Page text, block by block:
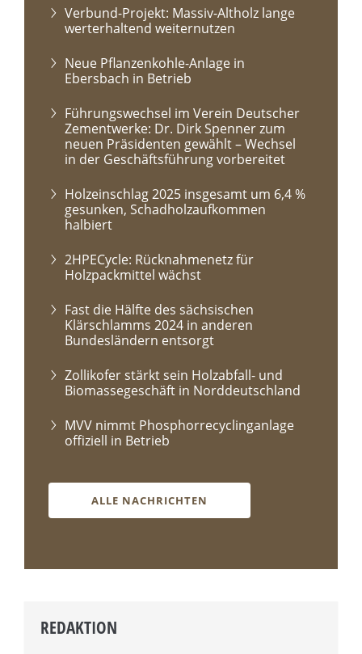
Verbund-Projekt: Massiv-Altholz lange
werterhaltend weiternutzen
Neue Pflanzenkohle-Anlage in
Ebersbach in Betrieb
Führungswechsel im Verein Deutscher
Zementwerke: Dr. Dirk Spenner zum
neuen Präsidenten gewählt – Wechsel
in der Geschäftsführung vorbereitet
Holzeinschlag 2025 insgesamt um 6,4 %
gesunken, Schadholzaufkommen
halbiert
2HPECycle: Rücknahmenetz für
Holzpackmittel wächst
Fast die Hälfte des sächsischen
Klärschlamms 2024 in anderen
Bundesländern entsorgt
Zollikofer stärkt sein Holzabfall- und
Biomassegeschäft in Norddeutschland
MVV nimmt Phosphorrecyclinganlage
offiziell in Betrieb
ALLE NACHRICHTEN
REDAKTION